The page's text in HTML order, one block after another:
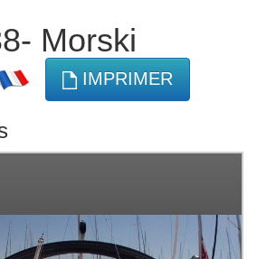
Morski
IMPRIMER